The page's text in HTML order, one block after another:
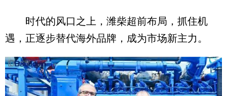
时代的风口之上，潍柴超前布局，抓住机
遇，正逐步替代海外品牌，成为市场新主力。